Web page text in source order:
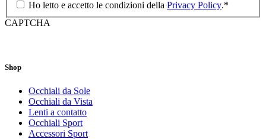
Ho letto e accetto le condizioni della Privacy Policy.*
CAPTCHA
Shop
Occhiali da Sole
Occhiali da Vista
Lenti a contatto
Occhiali Sport
Accessori Sport